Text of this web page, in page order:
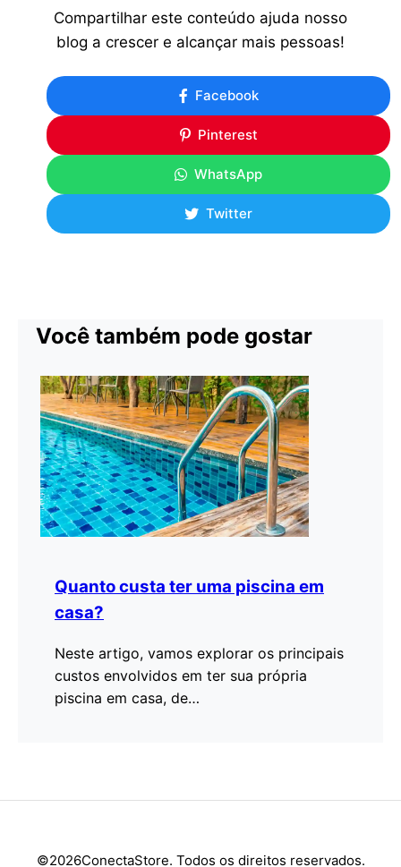
Compartilhar este conteúdo ajuda nosso
blog a crescer e alcançar mais pessoas!
Facebook
Pinterest
WhatsApp
Twitter
Você também pode gostar
Quanto custa ter uma piscina em
casa?
Neste artigo, vamos explorar os principais
custos envolvidos em ter sua própria
piscina em casa, de…
©2026ConectaStore. Todos os direitos reservados.